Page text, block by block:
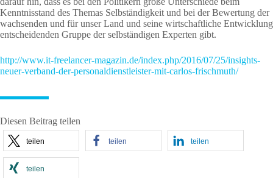
Kenntnisstand des Themas Selbständigkeit und bei der Bewertung der
wachsenden und für unser Land und seine wirtschaftliche Entwicklung
entscheidenden Gruppe der selbständigen Experten gibt.
http://www.it-freelancer-magazin.de/index.php/2016/07/25/insights-
neuer-verband-der-personaldienstleister-mit-carlos-frischmuth/
Diesen Beitrag teilen
teilen teilen teilen
teilen